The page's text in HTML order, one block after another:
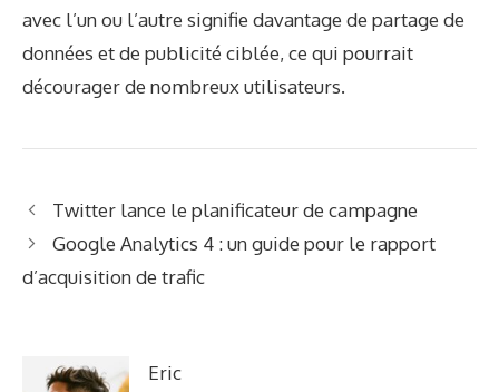
avec l’un ou l’autre signifie davantage de partage de
données et de publicité ciblée, ce qui pourrait
décourager de nombreux utilisateurs.
Twitter lance le planificateur de campagne
Google Analytics 4 : un guide pour le rapport
d’acquisition de trafic
Eric